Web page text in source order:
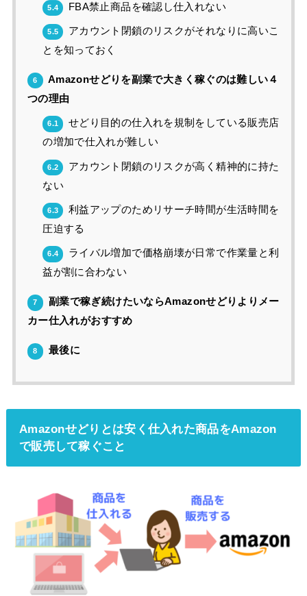
5.4 FBA禁止商品を確認し仕入れない
5.5
アカウント閉鎖のリスクがそれなりに高いこ
とを知っておく
6
Amazonせどりを副業で大きく稼ぐのは難しい４
つの理由
6.1
せどり目的の仕入れを規制をしている販売店
の増加で仕入れが難しい
6.2
アカウント閉鎖のリスクが高く精神的に持た
ない
6.3
利益アップのためリサーチ時間が生活時間を
圧迫する
6.4
ライバル増加で価格崩壊が日常で作業量と利
益が割に合わない
7
副業で稼ぎ続けたいならAmazonせどりよりメー
カー仕入れがおすすめ
8 最後に
Amazonせどりとは安く仕入れた商品をAmazon
で販売して稼ぐこと